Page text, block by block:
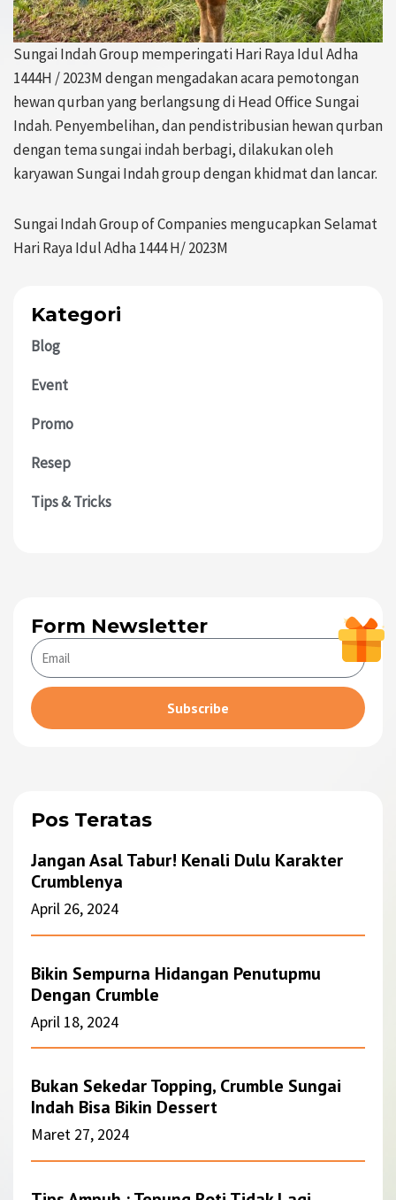
Form Newsletter
Subscribe
Kategori
Blog
Event
Promo
Resep
Tips & Tricks
Pos Teratas
Jangan Asal Tabur! Kenali Dulu Karakter
Crumblenya
April 26, 2024
Bikin Sempurna Hidangan Penutupmu
Dengan Crumble
April 18, 2024
Bukan Sekedar Topping, Crumble Sungai
Indah Bisa Bikin Dessert
Maret 27, 2024
Sungai Indah Group memperingati Hari Raya Idul Adha
1444H / 2023M dengan mengadakan acara pemotongan
hewan qurban yang berlangsung di Head Office Sungai
Indah. Penyembelihan, dan pendistribusian hewan qurban
dengan tema sungai indah berbagi, dilakukan oleh
karyawan Sungai Indah group dengan khidmat dan lancar.
Sungai Indah Group of Companies mengucapkan Selamat
Hari Raya Idul Adha 1444 H/ 2023M